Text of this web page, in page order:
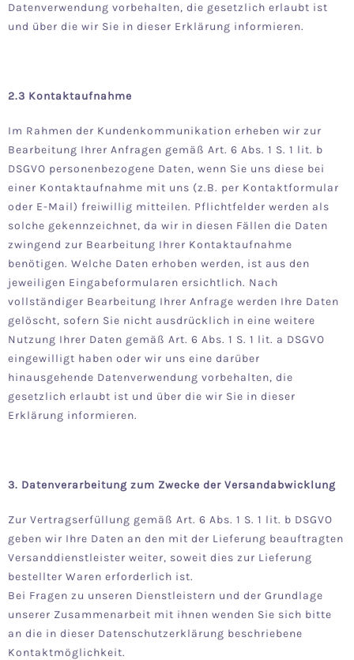
Datenverwendung vorbehalten, die gesetzlich erlaubt ist
und über die wir Sie in dieser Erklärung informieren.
2.3 Kontaktaufnahme
Im Rahmen der Kundenkommunikation erheben wir zur
Bearbeitung Ihrer Anfragen gemäß Art. 6 Abs. 1 S. 1 lit. b
DSGVO personenbezogene Daten, wenn Sie uns diese bei
einer Kontaktaufnahme mit uns (z.B. per Kontaktformular
oder E-Mail) freiwillig mitteilen. Pflichtfelder werden als
solche gekennzeichnet, da wir in diesen Fällen die Daten
zwingend zur Bearbeitung Ihrer Kontaktaufnahme
benötigen. Welche Daten erhoben werden, ist aus den
jeweiligen Eingabeformularen ersichtlich. Nach
vollständiger Bearbeitung Ihrer Anfrage werden Ihre Daten
gelöscht, sofern Sie nicht ausdrücklich in eine weitere
Nutzung Ihrer Daten gemäß Art. 6 Abs. 1 S. 1 lit. a DSGVO
eingewilligt haben oder wir uns eine darüber
hinausgehende Datenverwendung vorbehalten, die
gesetzlich erlaubt ist und über die wir Sie in dieser
Erklärung informieren.
3. Datenverarbeitung zum Zwecke der Versandabwicklung
Zur Vertragserfüllung gemäß Art. 6 Abs. 1 S. 1 lit. b DSGVO
geben wir Ihre Daten an den mit der Lieferung beauftragten
Versanddienstleister weiter, soweit dies zur Lieferung
bestellter Waren erforderlich ist.
Bei Fragen zu unseren Dienstleistern und der Grundlage
unserer Zusammenarbeit mit ihnen wenden Sie sich bitte
an die in dieser Datenschutzerklärung beschriebene
Kontaktmöglichkeit.